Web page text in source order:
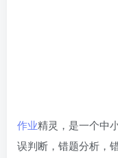
作业精灵，是一个中
误判断，错题分析，